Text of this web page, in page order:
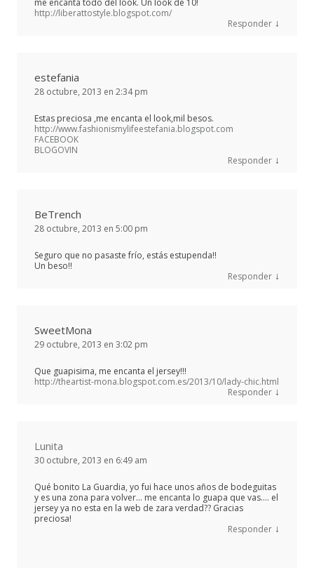
http://liberattostyle.blogspot.com/
Responder ↓
estefania
28 octubre, 2013 en 2:34 pm
Estas preciosa ,me encanta el look,mil besos.
http://www.fashionismylifeestefania.blogspot.com
FACEBOOK
BLOGOVIN
Responder ↓
BeTrench
28 octubre, 2013 en 5:00 pm
Seguro que no pasaste frío, estás estupenda!!
Un beso!!
Responder ↓
SweetMona
29 octubre, 2013 en 3:02 pm
Que guapisima, me encanta el jersey!!!
http://theartist-mona.blogspot.com.es/2013/10/lady-chic.html
Responder ↓
Lunita
30 octubre, 2013 en 6:49 am
Qué bonito La Guardia, yo fui hace unos años de bodeguitas
y es una zona para volver… me encanta lo guapa que vas…. el
jersey ya no esta en la web de zara verdad?? Gracias
preciosa!
Responder ↓